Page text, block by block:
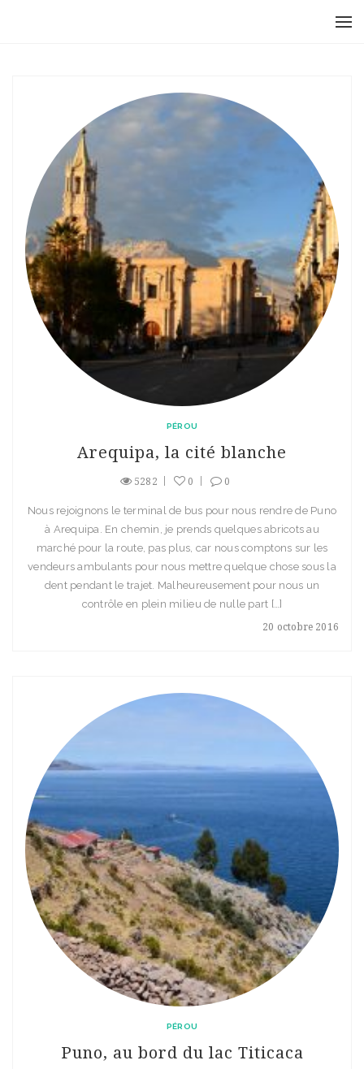
PÉROU
Arequipa, la cité blanche
5282 0 0
20 octobre 2016
Nous rejoignons le terminal de bus pour nous rendre de Puno
à Arequipa. En chemin, je prends quelques abricots au
marché pour la route, pas plus, car nous comptons sur les
vendeurs ambulants pour nous mettre quelque chose sous la
dent pendant le trajet. Malheureusement pour nous un
contrôle en plein milieu de nulle part […]
PÉROU
Puno, au bord du lac Titicaca